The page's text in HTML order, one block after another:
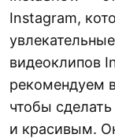
Instagram,
видеоклипов
рекомендуем
чтобы
и красивым.